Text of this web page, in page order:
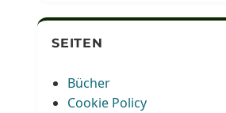
SEITEN
Bücher
Cookie Policy